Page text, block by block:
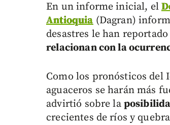
En un informe inicial, el
Antioquia(Dagran)
desastres le han
relacionan con la
Como los pronósticos del
aguaceros se harán más
advirtió sobre la
crecientes de ríos y